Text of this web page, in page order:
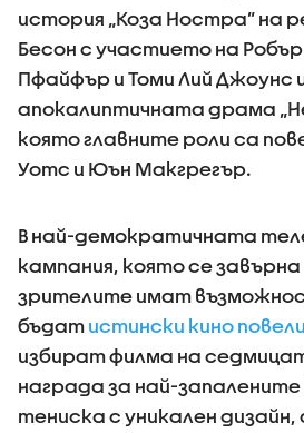
история „Коза Ностра” на
Бесон с участието на
Пфайфър и Томи Лий Джоунс
апокалиптичната драма
която главните роли са
Уотс и Юън Макгрегър.
В най-демократичната
кампания, която се
зрителите имат
бъдат истински кино
избират филма на
награда за най-запалените
тениска с уникален